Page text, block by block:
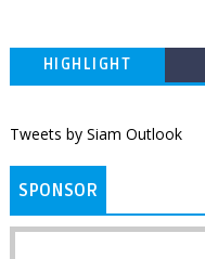
HIGHLIGHT
Tweets by Siam Outlook
SPONSOR